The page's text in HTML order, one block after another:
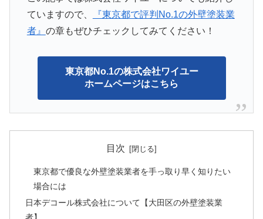
ていますので、
『東京都で評判No.1の外壁塗装業
者』 の章もぜひチェックしてみてください！
東京都No.1の株式会社ワイユー
ホームページはこちら
目次
東京都で優良な外壁塗装業者を手っ取り早く知りたい
場合には
日本デコール株式会社について【大田区の外壁塗装業